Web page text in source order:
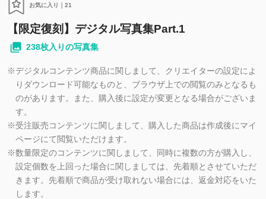
お気に入り｜ 21
【限定復刻】デジタル写真集Part.1
238枚入りの写真集
※デジタルコンテンツ商品に関しまして、クリエイターの設定によ
りダウンロード可能なものと、ブラウザ上での閲覧のみとなるも
のがあります。また、購入後に設定が変更となる場合がございま
す。
※受注販売コンテンツに関しまして、購入した商品は作成後にマイ
ページにて閲覧いただけます。
※数量限定のコンテンツに関しまして、同時に複数の方が購入し、
設定個数を上回った場合に関しましては、先着順とさせていただ
きます。先着順で商品が受け取れない場合には、返金対応をいた
します。